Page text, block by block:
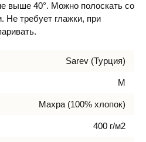
выше 40°. Можно полоскать со
Не требует глажки, при
Sarev (Турция)
M
Махра (100% хлопок)
400 г/м2